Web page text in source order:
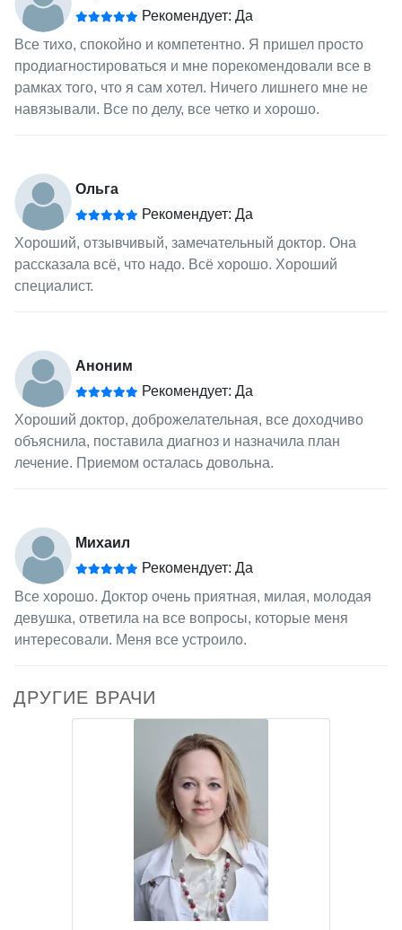
Рекомендует: Да
Все тихо, спокойно и компетентно. Я пришел просто
продиагностироваться и мне порекомендовали все в
рамках того, что я сам хотел. Ничего лишнего мне не
навязывали. Все по делу, все четко и хорошо.
Ольга
Рекомендует: Да
Хороший, отзывчивый, замечательный доктор. Она
рассказала всё, что надо. Всё хорошо. Хороший
специалист.
Аноним
Рекомендует: Да
Хороший доктор, доброжелательная, все доходчиво
объяснила, поставила диагноз и назначила план
лечение. Приемом осталась довольна.
Михаил
Рекомендует: Да
Все хорошо. Доктор очень приятная, милая, молодая
девушка, ответила на все вопросы, которые меня
интересовали. Меня все устроило.
ДРУГИЕ ВРАЧИ